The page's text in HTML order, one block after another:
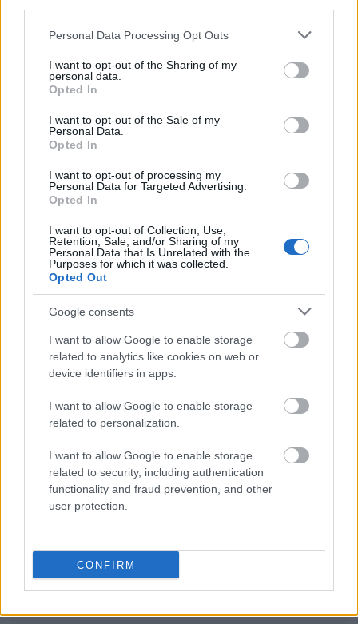
Please note that this website/app uses one or more Google
not limited to your visit or usage behaviour. You may click to
grant or deny consent to Google and its third-party tags to
use your data for below specified purposes in below Google
consent section.
Personal Data Processing Opt Outs
I want to opt-out of the Sharing of my
personal data.
Opted In
I want to opt-out of the Sale of my
Personal Data.
Opted In
I want to opt-out of processing my
Personal Data for Targeted Advertising.
Opted In
I want to opt-out of Collection, Use,
Retention, Sale, and/or Sharing of my
Personal Data that Is Unrelated with the
Purposes for which it was collected.
Opted Out
Google consents
I want to allow Google to enable storage
related to analytics like cookies on web or
device identifiers in apps.
I want to allow Google to enable storage
related to personalization.
I want to allow Google to enable storage
related to security, including authentication
functionality and fraud prevention, and other
user protection.
CONFIRM
Często sprawdzane
Tajemnice mula
Dlaczegoza wyjątkiem
Kto mieszka w Bangkoku? I jaki jest przymiotnik od
Bangkok?
Ciekawostki
przytomny
pochodzeniu, znaczeniu i rozwoju
porzekadło— Pochodzenie wyrazu porzekadło
— Pochodzenie słowa
nic, tylko
wytężyć
cornflakes
clickbait